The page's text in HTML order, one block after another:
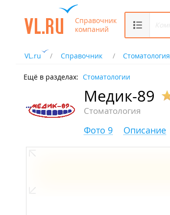
Справочник
компаний
VL.ru Справочник Стоматология
Ещё в разделах: Стоматологии
Медик-89
Стоматология
Фото 9 Описание